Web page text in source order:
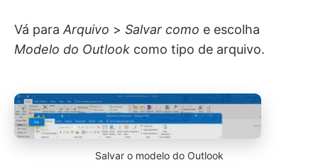
Vá para Arquivo > Salvar como e escolha
Modelo do Outlook como tipo de arquivo.
Salvar o modelo do Outlook